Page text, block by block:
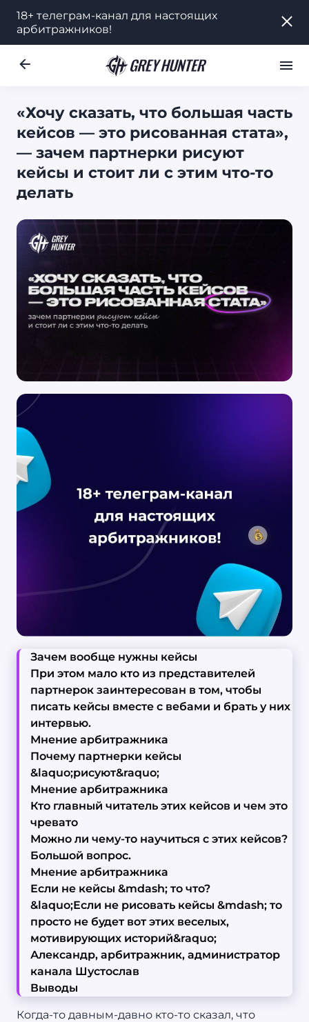
18+ телеграм-канал для настоящих
арбитражников!
18+ телеграм-канал для настоящих
арбитражников!
«Хочу сказать, что большая часть
кейсов — это рисованная стата»,
— зачем партнерки рисуют
кейсы и стоит ли с этим что-то
делать
Зачем вообще нужны кейсы
При этом мало кто из представителей
партнерок заинтересован в том, чтобы
писать кейсы вместе с вебами и брать у них
интервью.
Мнение арбитражника
Почему партнерки кейсы
&laquo;рисуют&raquo;
Мнение арбитражника
Кто главный читатель этих кейсов и чем это
чревато
Можно ли чему-то научиться с этих кейсов?
Большой вопрос.
Мнение арбитражника
Если не кейсы &mdash; то что?
&laquo;Если не рисовать кейсы &mdash; то
просто не будет вот этих веселых,
мотивирующих историй&raquo;
Александр, арбитражник, администратор
канала Шустослав
Выводы
Когда-то давным-давно кто-то сказал, что